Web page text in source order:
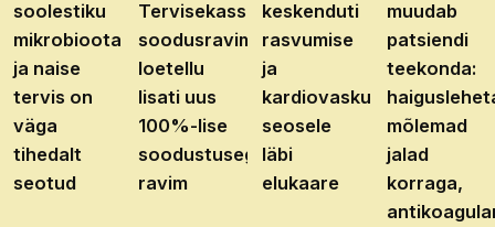
soolestiku
mikrobioota
ja naise
tervis on
väga
tihedalt
seotud
Tervisekassa
soodusravimite
loetellu
lisati uus
100%-lise
soodustusega
ravim
keskenduti
rasvumise
ja
kardiovaskulaarhaiguste
seosele
läbi
elukaare
muudab
patsiendi
teekonda:
mõlemad
jalad
korraga,